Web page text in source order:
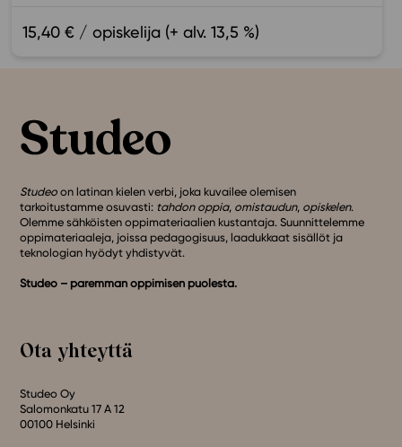
15,40 € / opiskelija (+ alv. 13,5 %)
Studeo on latinan kielen verbi, joka kuvailee olemisen
tarkoitustamme osuvasti: tahdon oppia, omistaudun, opiskelen.
Olemme sähköisten oppimateriaalien kustantaja. Suunnittelemme
oppimateriaaleja, joissa pedagogisuus, laadukkaat sisällöt ja
teknologian hyödyt yhdistyvät.
Studeo – paremman oppimisen puolesta.
Ota yhteyttä
Studeo Oy
Salomonkatu 17 A 12
00100 Helsinki